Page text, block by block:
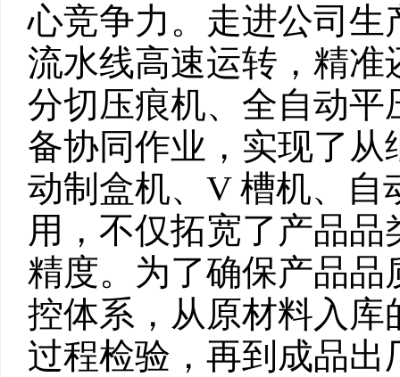
心竞争力。走进公司
流水线高速运转，精
分切压痕机、全自动
备协同作业，实现了
动制盒机、V 槽机、自
用，不仅拓宽了产品
精度。为了确保产品
控体系，从原材料入
过程检验，再到成品